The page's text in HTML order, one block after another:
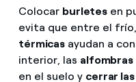
Colocar burletes en
evita que entre el
térmicas ayudan a
interior, las alfombras
en el suelo y cerrar